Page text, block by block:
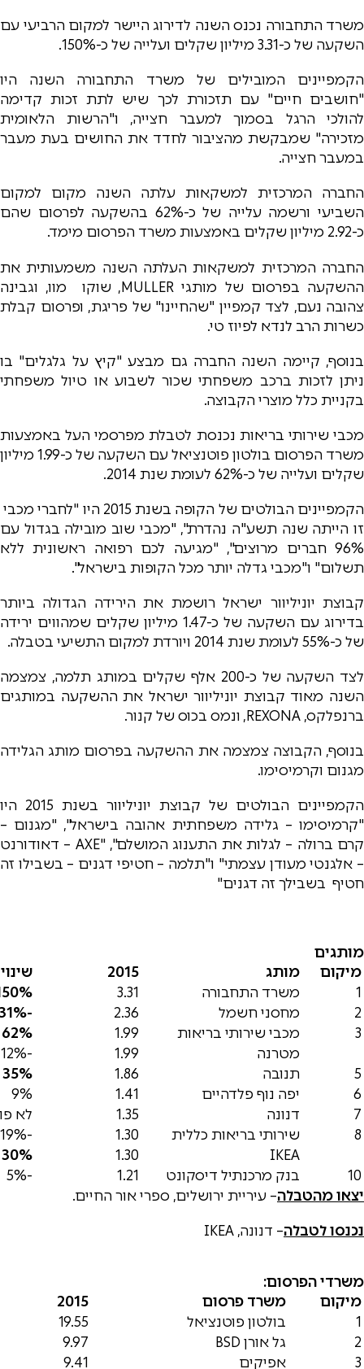
משרד התחבורה נכנס השנה לדירוג היישר למקום הרביעי עם
השקעה של כ-3.31 מיליון שקלים ועלייה של כ-150%.
הקמפיינים המובילים של משרד התחבורה השנה היו
"חושבים חיים" עם תזכורת לכך שיש לתת זכות קדימה
להולכי הרגל בסמוך למעבר חצייה, ו"הרשות הלאומית
מזכירה" שמבקשת מהציבור לחדד את החושים בעת מעבר
במעבר חצייה.
החברה המרכזית למשקאות עלתה השנה מקום למקום
השביעי ורשמה עלייה של כ-62% בהשקעה לפרסום שהם
כ-2.92 מיליון שקלים באמצעות משרד הפרסום מימד.
החברה המרכזית למשקאות העלתה השנה משמעותית את
ההשקעה בפרסום של מותגי MULLER, שוקו מוו, וגבינה
צהובה נעם, לצד קמפיין "שהחיינו" של פריגת, ופרסום קבלת
כשרות הרב לנדא לפיוז טי.
בנוסף, קיימה השנה החברה גם מבצע "קיץ על גלגלים" בו
ניתן לזכות ברכב משפחתי שכור לשבוע או טיול משפחתי
בקניית כלל מוצרי הקבוצה.
מכבי שירותי בריאות נכנסת לטבלת מפרסמי העל באמצעות
משרד הפרסום בולטון פוטנציאל עם השקעה של כ-1.99 מיליון
שקלים ועלייה של כ-62% לעומת שנת 2014.
הקמפיינים הבולטים של הקופה בשנת 2015 היו "לחברי מכבי
זו הייתה שנה תשע"ה נהדרת", "מכבי שוב מובילה בגדול עם
96% חברים מרוצים", "מגיעה לכם רפואה ראשונית ללא
תשלום" ו"מכבי גדלה יותר מכל הקופות בישראל".
קבוצת יוניליוור ישראל רושמת את הירידה הגדולה ביותר
בדירוג עם השקעה של כ-1.47 מיליון שקלים שמהווים ירידה
של כ-55% לעומת שנת 2014 ויורדת למקום התשיעי בטבלה.
לצד השקעה של כ-200 אלף שקלים במותג תלמה, צמצמה
השנה מאוד קבוצת יוניליוור ישראל את ההשקעה במותגים
ברנפלקס, REXONA, ונמס בכוס של קנור.
בנוסף, הקבוצה צמצמה את ההשקעה בפרסום מותג הגלידה
מגנום וקרמיסימו.
הקמפיינים הבולטים של קבוצת יוניליוור בשנת 2015 היו
"קרמיסימו – גלידה משפחתית אהובה בישראל", "מגנום –
קרם ברולה – לגלות את התענוג המושלם", "AXE – דאודורנט
– אלגנטי מעודן עצמתי" ו"תלמה – חטיפי דגנים – בשבילו זה
חטיף בשבילך זה דגנים"
מותגים
מיקום
מותג 2015
שינוי
1
משרד התחבורה 3.31
50%
2
מחסני חשמל 2.36
-31%
3
מכבי שירותי בריאות 1.99
62%
מטרנה
1.99
-12%
5
תנובה 1.86
35%
6
יפה נוף פלדהיים 1.41
9%
7
דנונה 1.35
לא
8
שירותי בריאות כללית 1.30
-19%
IKEA
1.30
30%
10
בנק מרכנתיל דיסקונט 1.21
-5%
יצאו מהטבלה– עיריית ירושלים, ספרי אור החיים.
נכנסו לטבלה– דנונה, IKEA
משרדי הפרסום:
מיקום
משרד פרסום
2015
1
בולטון פוטנציאל
19.55
2
גל אורן BSD
9.97
3
אפיקים 9.41